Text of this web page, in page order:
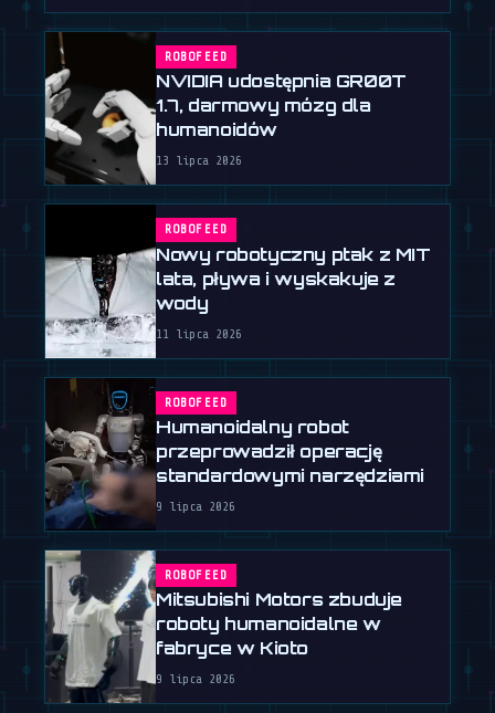
ROBOFEED
NVIDIA udostępnia GR00T
1.7, darmowy mózg dla
humanoidów
13 lipca 2026
ROBOFEED
Nowy robotyczny ptak z MIT
lata, pływa i wyskakuje z
wody
11 lipca 2026
ROBOFEED
Humanoidalny robot
przeprowadził operację
standardowymi narzędziami
9 lipca 2026
ROBOFEED
Mitsubishi Motors zbuduje
roboty humanoidalne w
fabryce w Kioto
9 lipca 2026